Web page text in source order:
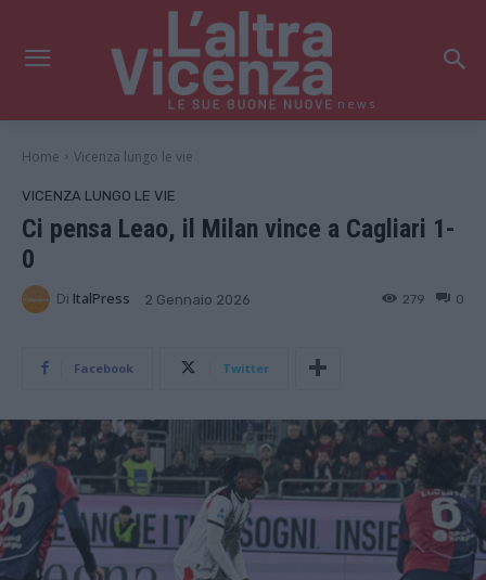
news
Home Vicenza lungo le vie
VICENZA LUNGO LE VIE
Ci pensa Leao, il Milan vince a Cagliari 1-
0
Di ItalPress 2 Gennaio 2026 0
279
Facebook Twitter